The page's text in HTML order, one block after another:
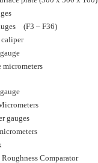
(F3 – F36)
caliper
micrometers
gauges
Roughness Comparator